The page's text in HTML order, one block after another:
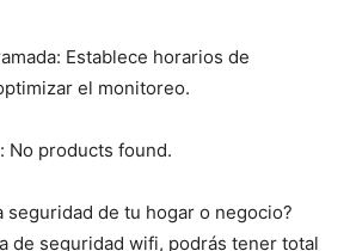
Establece horarios de
el monitoreo.
No products found.
seguridad de tu hogar o negocio?
de seguridad wifi, podrás tener total